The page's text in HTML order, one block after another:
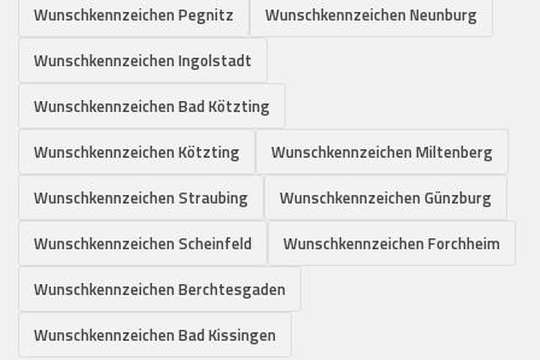
Wunschkennzeichen Pegnitz
Wunschkennzeichen Neunburg
Wunschkennzeichen Ingolstadt
Wunschkennzeichen Bad Kötzting
Wunschkennzeichen Kötzting
Wunschkennzeichen Miltenberg
Wunschkennzeichen Straubing
Wunschkennzeichen Günzburg
Wunschkennzeichen Scheinfeld
Wunschkennzeichen Forchheim
Wunschkennzeichen Berchtesgaden
Wunschkennzeichen Bad Kissingen